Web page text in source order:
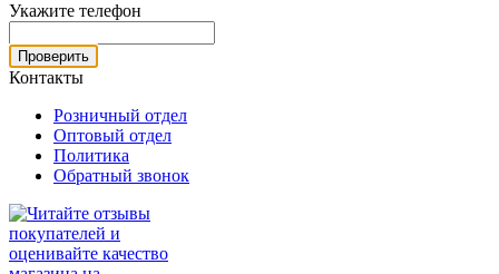
Укажите телефон
Проверить
Контакты
Розничный отдел
Оптовый отдел
Политика
Обратный звонок